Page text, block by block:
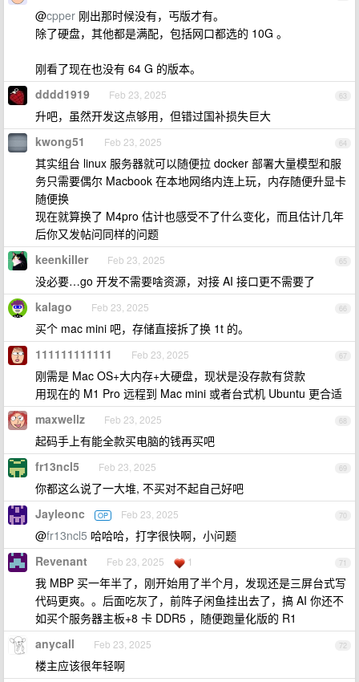
@cpper 刚出那时候没有，丐版才有。
除了硬盘，其他都是满配，包括网口都选的 10G 。
刚看了现在也没有 64 G 的版本。
63
dddd1919 Feb 23, 2025
升吧，虽然开发这点够用，但错过国补损失巨大
64
kwong51 Feb 23, 2025
其实组台 linux 服务器就可以随便拉 docker 部署大量模型和服
务只需要偶尔 Macbook 在本地网络内连上玩，内存随便升显卡
随便换
现在就算换了 M4pro 估计也感受不了什么变化，而且估计几年
后你又发帖问同样的问题
65
keenkiller Feb 23, 2025
没必要…go 开发不需要啥资源，对接 AI 接口更不需要了
66
kalago Feb 23, 2025
买个 mac mini 吧，存储直接拆了换 1t 的。
67
111111111111 Feb 23, 2025
刚需是 Mac OS+大内存+大硬盘，现状是没存款有贷款
用现在的 M1 Pro 远程到 Mac mini 或者台式机 Ubuntu 更合适
68
maxwellz Feb 23, 2025
起码手上有能全款买电脑的钱再买吧
69
fr13ncl5 Feb 23, 2025
你都这么说了一大堆, 不买对不起自己好吧
70
Jayleonc OP Feb 23, 2025
@fr13ncl5 哈哈哈，打字很快啊，小问题
71
Revenant Feb 23, 2025 1
我 MBP 买一年半了，刚开始用了半个月，发现还是三屏台式写
代码更爽。。后面吃灰了，前阵子闲鱼挂出去了，搞 AI 你还不
如买个服务器主板+8 卡 DDR5 ，随便跑量化版的 R1
72
anycall Feb 23, 2025
楼主应该很年轻啊